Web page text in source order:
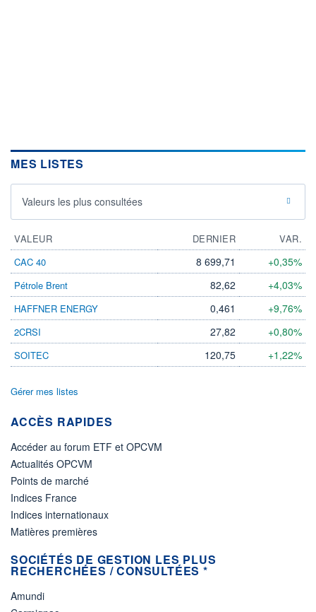
MES LISTES
Valeurs les plus consultées
VALEUR DERNIER
VAR.
CAC 40
8 699,71 +0,35%
Pétrole Brent 82,62 +4,03%
HAFFNER ENERGY 0,461 +9,76%
2CRSI 27,82 +0,80%
SOITEC 120,75 +1,22%
Gérer mes listes
ACCÈS RAPIDES
Accéder au forum ETF et OPCVM
Actualités OPCVM
Points de marché
Indices France
Indices internationaux
Matières premières
SOCIÉTÉS DE GESTION LES PLUS
RECHERCHÉES / CONSULTÉES *
Amundi